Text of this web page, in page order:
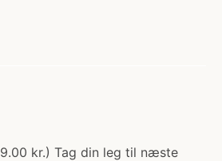
kr.) Tag din leg til næste